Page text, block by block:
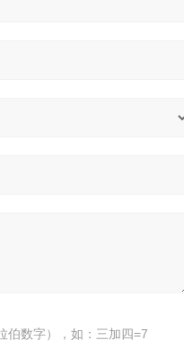
伯数字），如：三加四=7